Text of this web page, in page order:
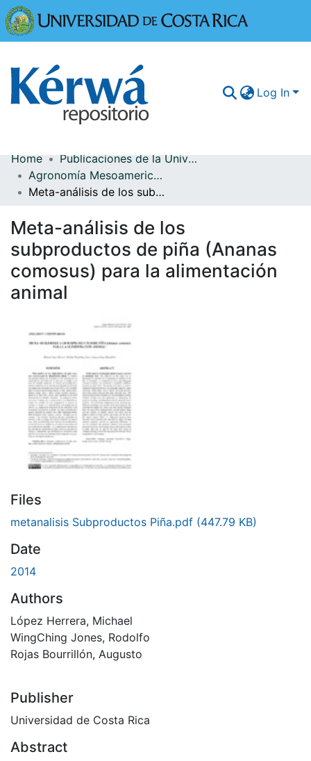
Log In
Communities & Collections
More Information
Browse Kérwá
Statistics
Home
Publicaciones de la Universidad de Costa Rica
Agronomía Mesoamericana
Meta-análisis de los subproductos de piña (Ananas comosus) para la alimentación animal
Meta-análisis de los
subproductos de piña (Ananas
comosus) para la alimentación
animal
Files
metanalisis Subproductos Piña.pdf (447.79 KB)
Date
2014
Authors
López Herrera, Michael
WingChing Jones, Rodolfo
Rojas Bourrillón, Augusto
Publisher
Universidad de Costa Rica
Abstract